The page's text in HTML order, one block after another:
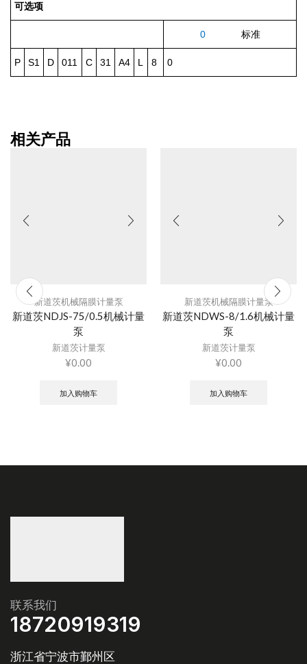
可选项
0 标准
P S1 D 011 C 31 A4 L 8 0
相关产品
新道茨机械隔膜计量泵
新道茨NDJS-75/0.5机械计量
泵
新道茨计量泵
¥0.00
加入购物车
新道茨机械隔膜计量泵
新道茨NDWS-8/1.6机械计量
泵
新道茨计量泵
¥0.00
加入购物车
联系我们
18720919319
浙江省宁波市鄞州区